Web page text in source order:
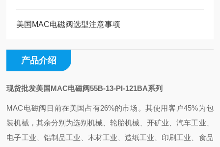
美国MAC电磁阀选型注意事项
产品介绍
现货批发美国MAC电磁阀55B-13-PI-121BA系列
MAC电磁阀目前在美国占有26%的市场。其使用客户45%为包
装机械，其余分别为选别机械、轮胎机械、开矿业、汽车工业、
电子工业、铝制品工业、木材工业、造纸工业、印刷工业、食品